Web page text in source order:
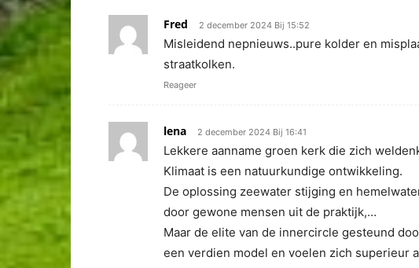
Fred 2 december 2024 Bij 15:52
Misleidend nepnieuws..pure kolder en
straatkolken.
Reageer
lena 2 december 2024 Bij 16:41
Lekkere aanname groen kerk die zich
Klimaat is een natuurkundige ontwikkeling.
De oplossing zeewater stijging en
door gewone mensen uit de praktijk,…
Maar de elite van de innercircle gesteund
een verdien model en voelen zich superieur